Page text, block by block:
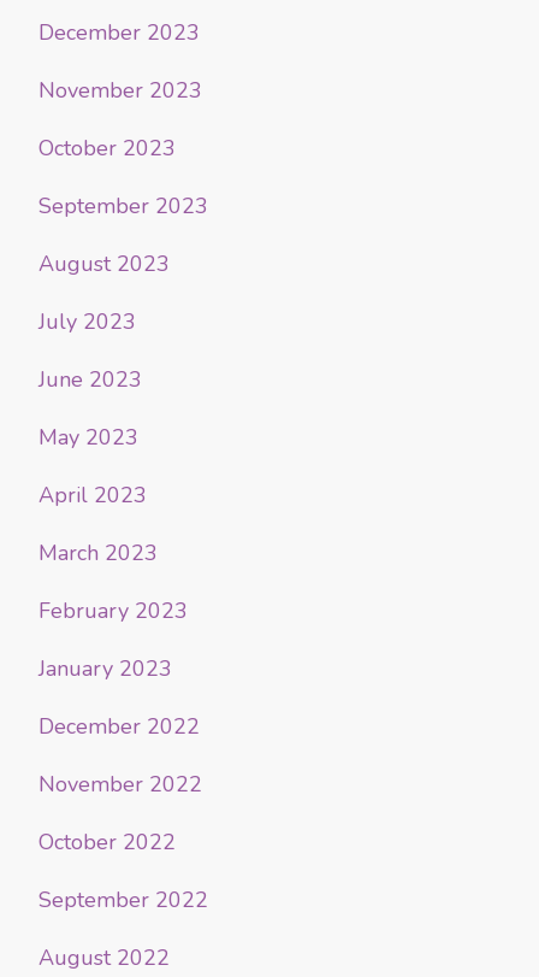
December 2023
November 2023
October 2023
September 2023
August 2023
July 2023
June 2023
May 2023
April 2023
March 2023
February 2023
January 2023
December 2022
November 2022
October 2022
September 2022
August 2022